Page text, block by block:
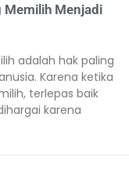
Memilih Menjadi
adalah hak paling
Karena ketika
terlepas baik
karena